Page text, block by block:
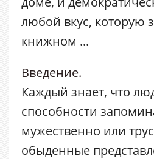
любой вкус, которую
книжном ...
Введение.
Каждый знает, что
способности
мужественно или
обыденные